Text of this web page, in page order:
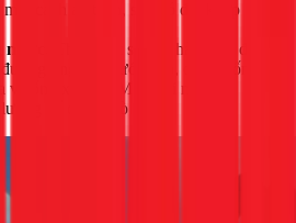
một cách an toàn, sau đó đặt khớp
nước:
Thợ nước sẽ tiến hành lắp đặt
ống cấp nước vào, đường ống
và ống xả tràn. Mọi mối nối đều
để chống rò rỉ.